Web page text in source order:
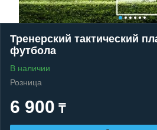
Тренерский тактический
футбола
В наличии
Розница
6 900 ₸